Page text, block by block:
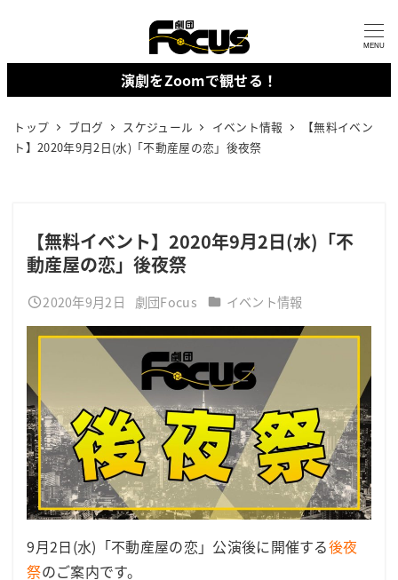
ン
コ
ン
テ
MENU
演劇をZoomで観せる！
トップ ブログ スケジュール イベント情報
【無料イベン
ト】2020年9月2日(水)「不動産屋の恋」後夜祭
【無料イベント】2020年9月2日(水)「不
動産屋の恋」後夜祭
投稿日
2020年9月2日
著
者
劇団Focus カテゴリー
イベント情報
9月2日(水)「不動産屋の恋」公演後に開催する後夜
祭のご案内です。